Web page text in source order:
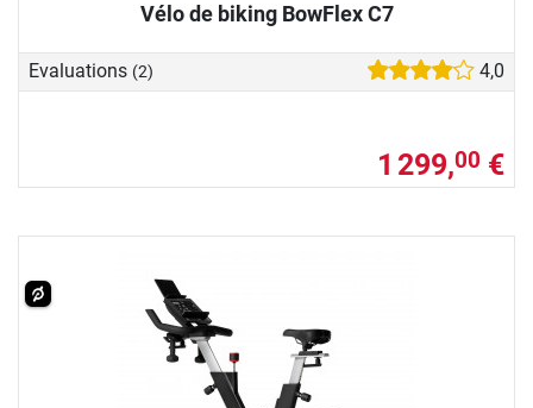
Vélo de biking BowFlex C7
Evaluations (2) 4,0
1 299,00 €